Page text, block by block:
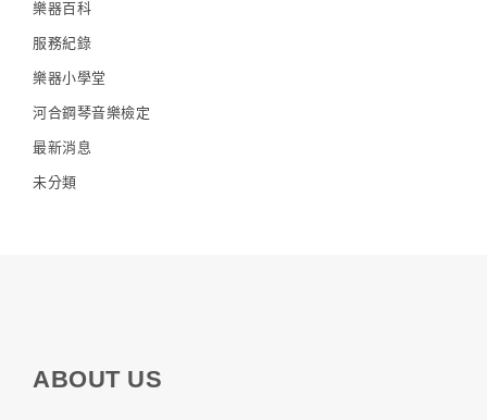
樂器百科
服務紀錄
樂器小學堂
河合鋼琴音樂檢定
最新消息
未分類
ABOUT US